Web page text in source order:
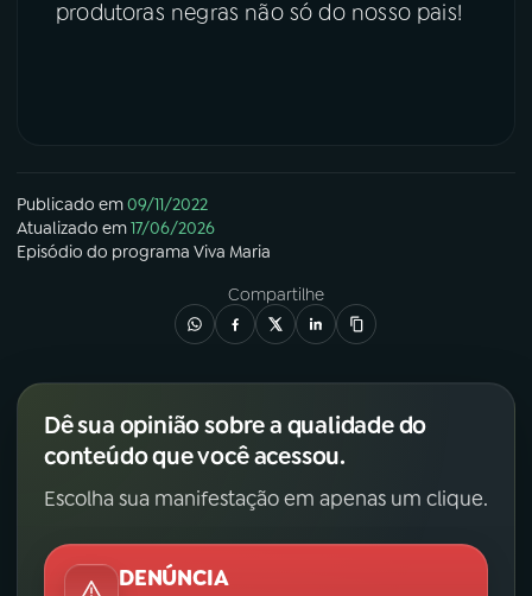
produtoras negras não só do nosso pais!
Publicado em09/11/2022
Atualizado em17/06/2026
Episódio do programa Viva Maria
Compartilhe
Dê sua opinião sobre a qualidade do
conteúdo que você acessou.
Escolha sua manifestação em apenas um clique.
DENÚNCIA